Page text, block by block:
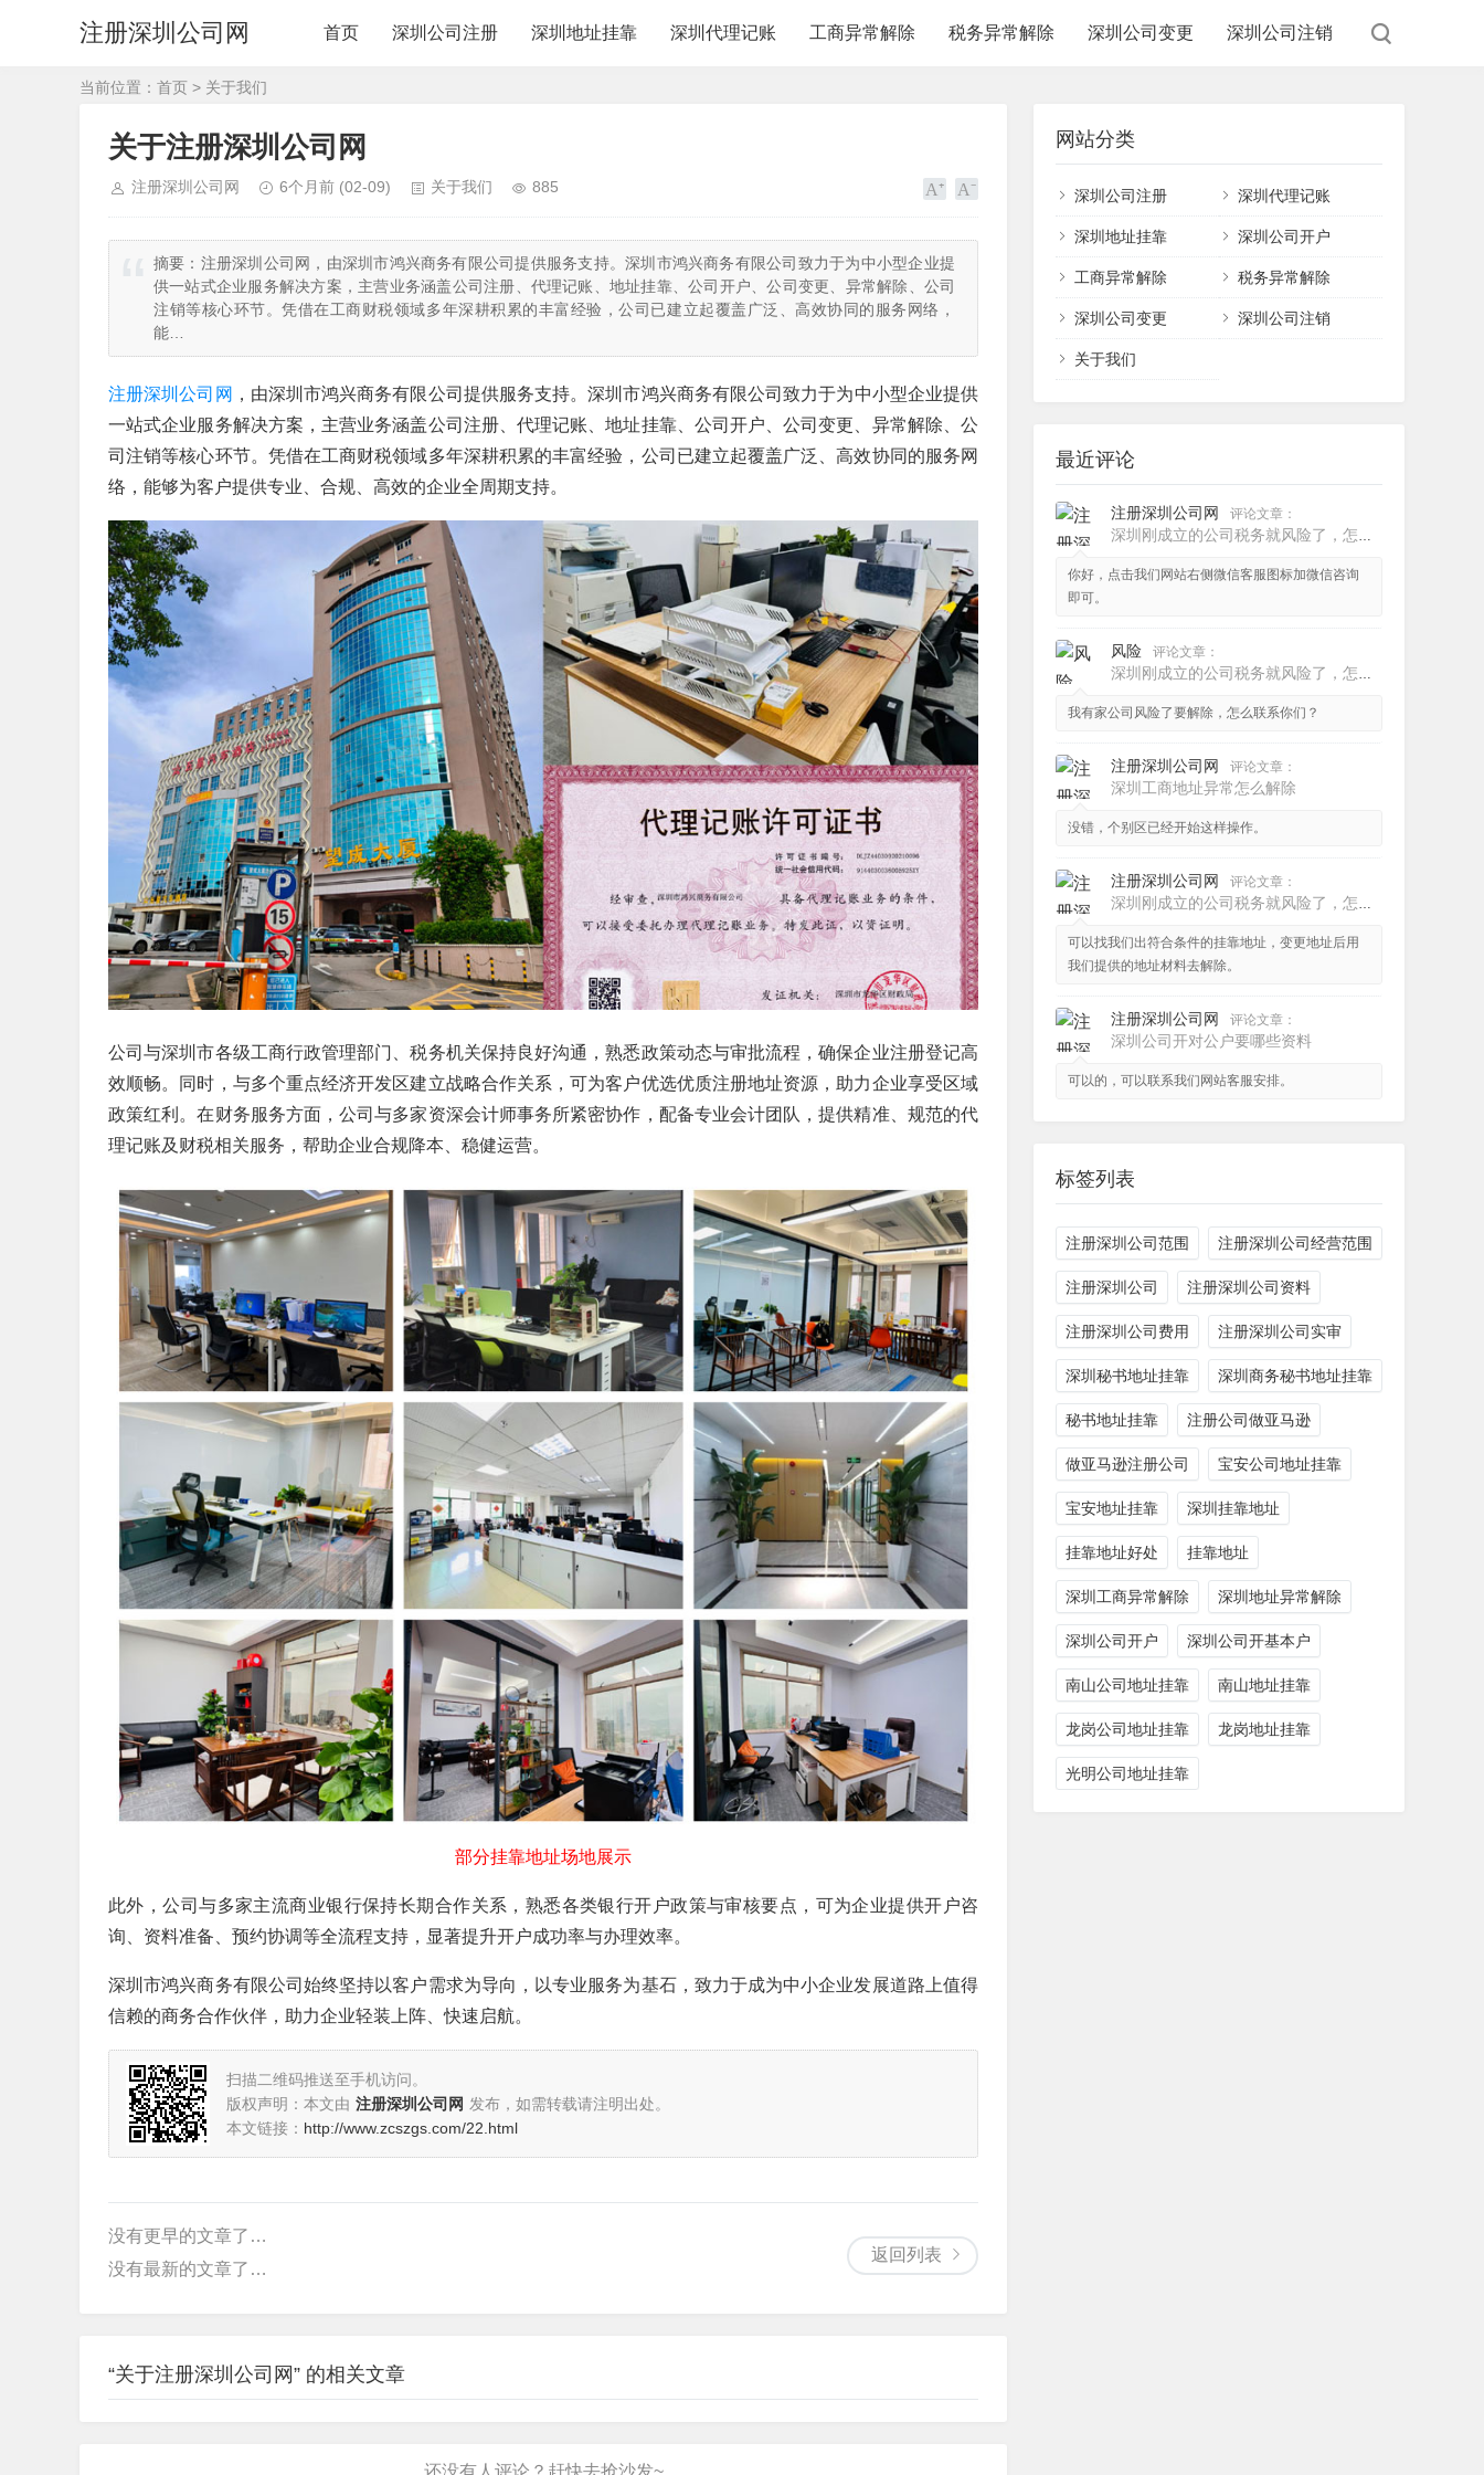
注册深圳公司网 首页 深圳公司注册 深圳地址挂靠 深圳代理记账 工商异常解除 税务异常解除 深圳公司变更 深圳公司注销
当前位置： 首页 > 关于我们
关于注册深圳公司网
注册深圳公司网 6个月前 (02-09) 关于我们 885
摘要： 注册深圳公司网，由深圳市鸿兴商务有限公司提供服务支持。深圳市鸿兴商务有限公司致力于为中小型企业提
供一站式企业服务解决方案，主营业务涵盖公司注册、代理记账、地址挂靠、公司开户、公司变更、异常解除、公司
注销等核心环节。凭借在工商财税领域多年深耕积累的丰富经验，公司已建立起覆盖广泛、高效协同的服务网络，
能…
注册深圳公司网 ，由深圳市鸿兴商务有限公司提供服务支持。深圳市鸿兴商务有限公司致力于为中小型企业提供
一站式企业服务解决方案，主营业务涵盖公司注册、代理记账、地址挂靠、公司开户、公司变更、异常解除、公
司注销等核心环节。凭借在工商财税领域多年深耕积累的丰富经验，公司已建立起覆盖广泛、高效协同的服务网
络，能够为客户提供专业、合规、高效的企业全周期支持。
公司与深圳市各级工商行政管理部门、税务机关保持良好沟通，熟悉政策动态与审批流程，确保企业注册登记高
效顺畅。同时，与多个重点经济开发区建立战略合作关系，可为客户优选优质注册地址资源，助力企业享受区域
政策红利。在财务服务方面，公司与多家资深会计师事务所紧密协作，配备专业会计团队，提供精准、规范的代
理记账及财税相关服务，帮助企业合规降本、稳健运营。
部分挂靠地址场地展示
此外，公司与多家主流商业银行保持长期合作关系，熟悉各类银行开户政策与审核要点，可为企业提供开户咨
询、资料准备、预约协调等全流程支持，显著提升开户成功率与办理效率。
深圳市鸿兴商务有限公司始终坚持以客户需求为导向，以专业服务为基石，致力于成为中小企业发展道路上值得
信赖的商务合作伙伴，助力企业轻装上阵、快速启航。
扫描二维码推送至手机访问。
版权声明：本文由 注册深圳公司网 发布，如需转载请注明出处。
本文链接： http://www.zcszgs.com/22.html
返回列表
没有更早的文章了…
没有最新的文章了…
“关于注册深圳公司网” 的相关文章
网站分类
深圳公司注册 深圳代理记账
深圳地址挂靠 深圳公司开户
工商异常解除 税务异常解除
深圳公司变更 深圳公司注销
关于我们
最近评论
注册深圳公司网
评论文章：
深圳刚成立的公司税务就风险了，怎么解除？
你好，点击我们网站右侧微信客服图标加微信咨询
即可。
风险
评论文章：
深圳刚成立的公司税务就风险了，怎么解除？
我有家公司风险了要解除，怎么联系你们？
注册深圳公司网 评论文章：
深圳工商地址异常怎么解除
没错，个别区已经开始这样操作。
注册深圳公司网
评论文章：
深圳刚成立的公司税务就风险了，怎么解除？
可以找我们出符合条件的挂靠地址，变更地址后用
我们提供的地址材料去解除。
注册深圳公司网 评论文章：
深圳公司开对公户要哪些资料
可以的，可以联系我们网站客服安排。
标签列表
注册深圳公司范围 注册深圳公司经营范围
注册深圳公司 注册深圳公司资料
注册深圳公司费用 注册深圳公司实审
深圳秘书地址挂靠 深圳商务秘书地址挂靠
秘书地址挂靠 注册公司做亚马逊
做亚马逊注册公司 宝安公司地址挂靠
宝安地址挂靠 深圳挂靠地址
挂靠地址好处 挂靠地址
深圳工商异常解除 深圳地址异常解除
深圳公司开户 深圳公司开基本户
南山公司地址挂靠 南山地址挂靠
龙岗公司地址挂靠 龙岗地址挂靠
光明公司地址挂靠